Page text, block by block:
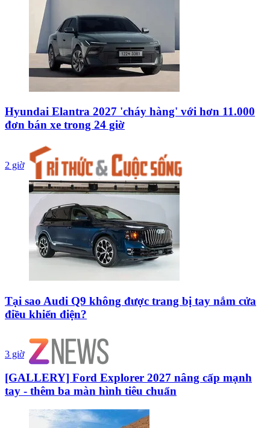
Hyundai Elantra 2027 'cháy hàng' với hơn 11.000
đơn bán xe trong 24 giờ
2 giờ
Tại sao Audi Q9 không được trang bị tay nắm cửa
điều khiển điện?
3 giờ
[GALLERY] Ford Explorer 2027 nâng cấp mạnh
tay - thêm ba màn hình tiêu chuẩn